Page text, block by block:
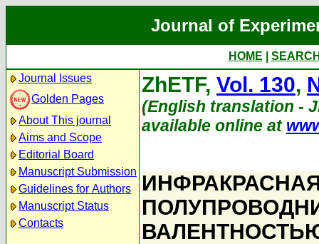
Journal of
HOME
Journal Issues
Golden Pages
About This journal
Aims and Scope
Editorial Board
Manuscript Submission
Guidelines for Authors
Manuscript Status
Contacts
ZhETF, Vol. 130,
(English translation -
available online at